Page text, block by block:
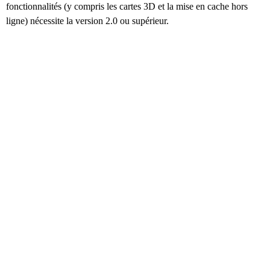
fonctionnalités (y compris les cartes 3D et la mise en cache hors
ligne) nécessite la version 2.0 ou supérieur.